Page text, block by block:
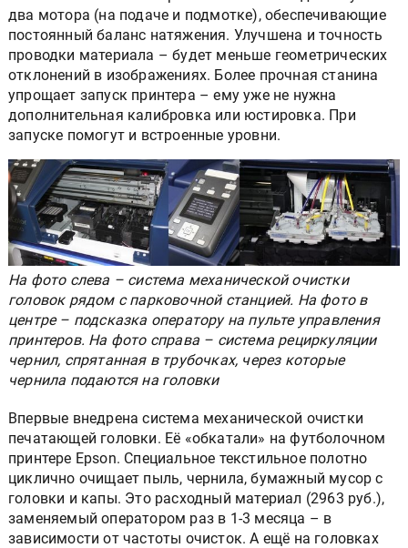
два мотора (на подаче и подмотке), обеспечивающие
постоянный баланс натяжения. Улучшена и точность
проводки материала – будет меньше геометрических
отклонений в изображениях. Более прочная станина
упрощает запуск принтера – ему уже не нужна
дополнительная калибровка или юстировка. При
запуске помогут и встроенные уровни.
На фото слева – система механической очистки
головок рядом с парковочной станцией. На фото в
центре – подсказка оператору на пульте управления
принтеров. На фото справа – система рециркуляции
чернил, спрятанная в трубочках, через которые
чернила подаются на головки
Впервые внедрена система механической очистки
печатающей головки. Её «обкатали» на футболочном
принтере Epson. Специальное текстильное полотно
циклично очищает пыль, чернила, бумажный мусор с
головки и капы. Это расходный материал (2963 руб.),
заменяемый оператором раз в 1-3 месяца – в
зависимости от частоты очисток. А ещё на головках